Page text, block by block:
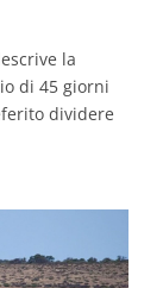
la
di 45 giorni
dividere